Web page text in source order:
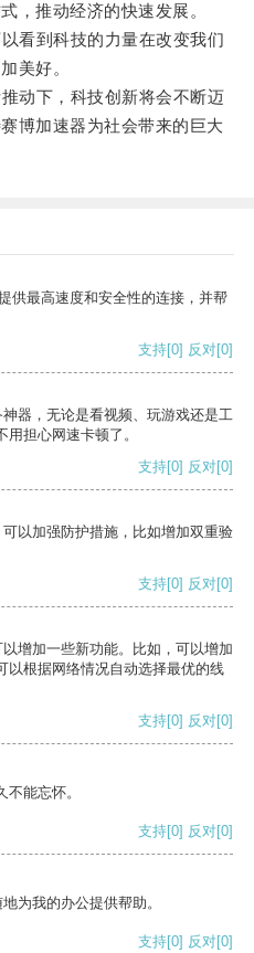
，推动经济的快速发展。
到科技的力量在改变我们
美好。
下，科技创新将会不断迈
博加速器为社会带来的巨大
供最高速度和安全性的连接，并帮
支持[0] 反对[0]
器，无论是看视频、玩游戏还是工
担心网速卡顿了。
支持[0] 反对[0]
以加强防护措施，比如增加双重验
支持[0] 反对[0]
增加一些新功能。比如，可以增加
以根据网络情况自动选择最优的线
支持[0] 反对[0]
能忘怀。
支持[0] 反对[0]
为我的办公提供帮助。
支持[0] 反对[0]